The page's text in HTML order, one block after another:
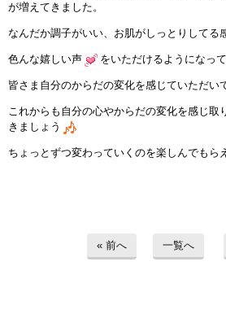
が増えてきました。
なんだか調子がいい、お肌がしっとりしてる
色んな嬉しい声 をいただけるようになって
皆さま自分のからだの変化を感じていただい
これからも自分の心やからだの変化を感じ取
きましょう
ちょっとずつ変わっていくのを楽しんでもら
« 前へ 一覧へ